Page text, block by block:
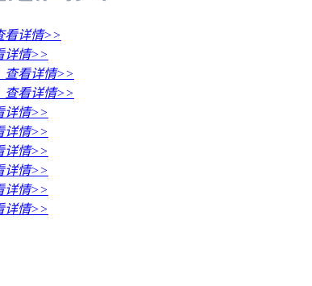
看详情>>
详情>>
查看详情>>
查看详情>>
详情>>
详情>>
详情>>
详情>>
详情>>
详情>>